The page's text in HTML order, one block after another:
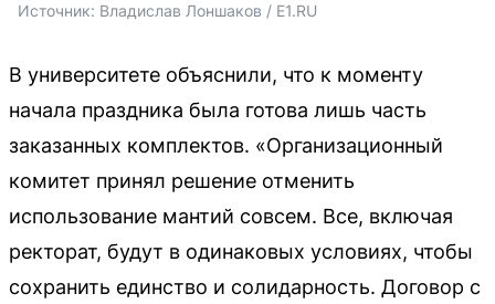
Источник: Владислав Лоншаков / E1.RU
В университете объяснили, что к моменту
начала праздника была готова лишь часть
заказанных комплектов. «Организационный
комитет принял решение отменить
использование мантий совсем. Все, включая
ректорат, будут в одинаковых условиях, чтобы
сохранить единство и солидарность. Договор с